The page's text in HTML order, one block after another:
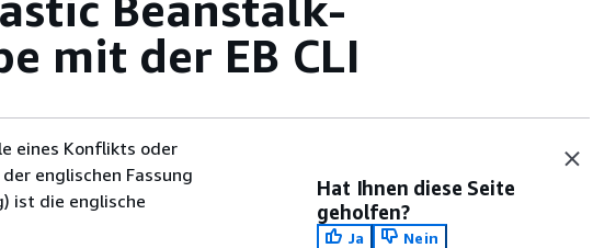
mit der EB CLI
eines Konflikts oder
englischen Fassung
ist die englische
Hat Ihnen diese Seite
geholfen?
Ja
Nein